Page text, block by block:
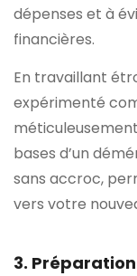
dépenses et à
financières.
En travaillant
expérimenté
bases d’un
sans accroc,
vers votre
3.